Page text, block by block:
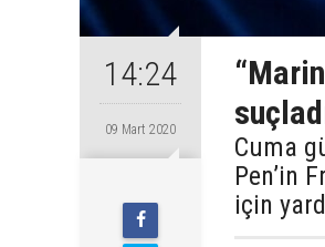
14:24
09 Mart 2020
Cuma
Pen’in
için